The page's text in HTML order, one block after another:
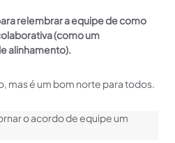
relembrar a equipe de como
(como um
alinhamento).
mas é um bom norte para todos.
o acordo de equipe um